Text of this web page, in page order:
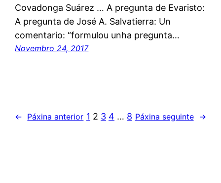
Covadonga Suárez … A pregunta de Evaristo:
A pregunta de José A. Salvatierra: Un
comentario: “formulou unha pregunta…
Novembro 24, 2017
← Páxina anterior 1 2 3 4 … 8 Páxina seguinte →